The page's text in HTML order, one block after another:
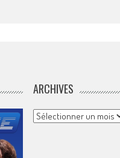
ARCHIVES
Archives